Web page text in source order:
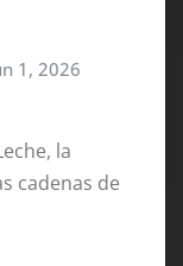
1, 2026
la
cadenas de